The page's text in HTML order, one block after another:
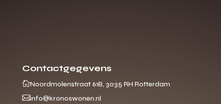
Contactgegevens
Noordmolenstraat 61B, 3035 RH Rotterdam
info@kronoswonen.nl